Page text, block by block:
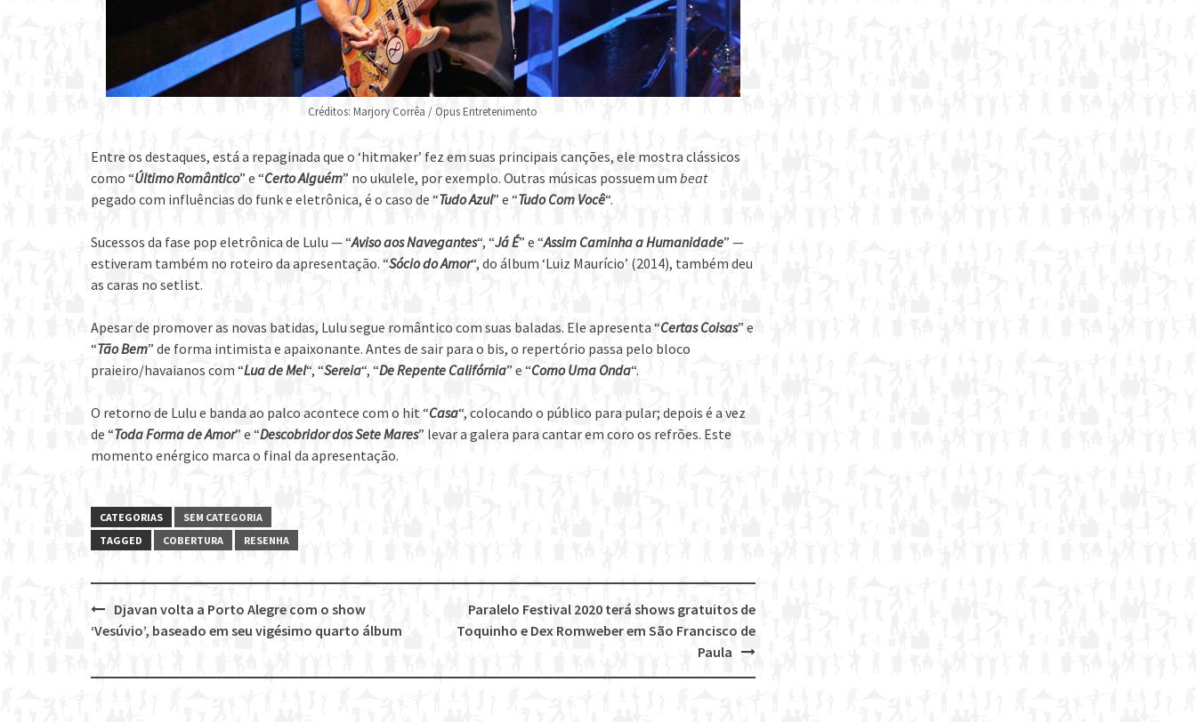
Créditos: Marjory Corrêa / Opus Entretenimento
Entre os destaques, está a repaginada que o ‘hitmaker’ fez em suas principais canções, ele mostra clássicos
como “Último Romântico” e “Certo Alguém” no ukulele, por exemplo. Outras músicas possuem um beat
pegado com influências do funk e eletrônica, é o caso de “Tudo Azul” e “Tudo Com Você“.
Sucessos da fase pop eletrônica de Lulu — “Aviso aos Navegantes“, “Já É” e “Assim Caminha a Humanidade” —
estiveram também no roteiro da apresentação. “Sócio do Amor“, do álbum ‘Luiz Maurício’ (2014), também deu
as caras no setlist.
Apesar de promover as novas batidas, Lulu segue romântico com suas baladas. Ele apresenta “Certas Coisas” e
“Tão Bem” de forma intimista e apaixonante. Antes de sair para o bis, o repertório passa pelo bloco
praieiro/havaianos com “Lua de Mel“, “Sereia“, “De Repente Califórnia” e “Como Uma Onda“.
O retorno de Lulu e banda ao palco acontece com o hit “Casa“, colocando o público para pular; depois é a vez
de “Toda Forma de Amor” e “Descobridor dos Sete Mares” levar a galera para cantar em coro os refrões. Este
momento enérgico marca o final da apresentação.
CATEGORIAS
SEM CATEGORIA
TAGGED
COBERTURA RESENHA
Post
Paralelo Festival 2020 terá shows gratuitos de
Toquinho e Dex Romweber em São Francisco de
Paula
Djavan volta a Porto Alegre com o show
‘Vesúvio’, baseado em seu vigésimo quarto álbum